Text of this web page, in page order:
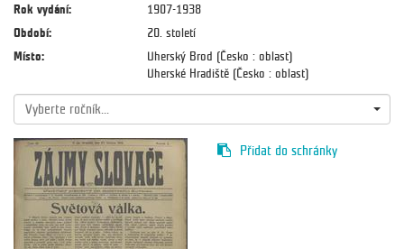
Rok vydání:
1907-1938
Období:
20. století
Místo:
Uherský Brod (Česko : oblast)
Uherské Hradiště (Česko : oblast)
Vyberte ročník...
Přidat do schránky